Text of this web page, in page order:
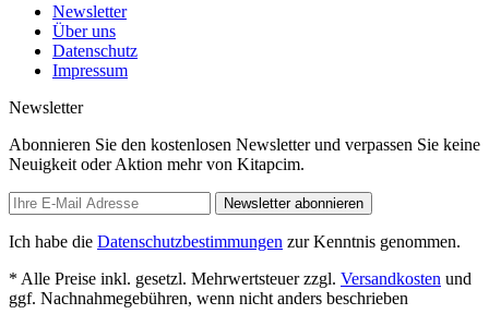
Newsletter
Über uns
Datenschutz
Impressum
Newsletter
Abonnieren Sie den kostenlosen Newsletter und verpassen Sie keine
Neuigkeit oder Aktion mehr von Kitapcim.
Newsletter abonnieren
Ich habe die Datenschutzbestimmungen zur Kenntnis genommen.
* Alle Preise inkl. gesetzl. Mehrwertsteuer zzgl. Versandkosten und
ggf. Nachnahmegebühren, wenn nicht anders beschrieben